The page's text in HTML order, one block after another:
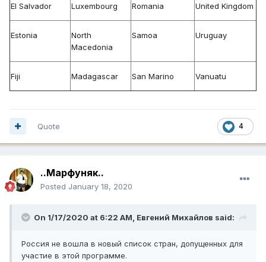
El Salvador Luxembourg Romania United Kingdom
Estonia
North
Macedonia
Samoa Uruguay
Fiji Madagascar San Marino Vanuatu
4
Quote
..Марфуняк..
Posted January 18, 2020
On 1/17/2020 at 6:22 AM, Евгений Михайлов said:
Россия не вошла в новый список стран, допущенных для
участие в этой программе.